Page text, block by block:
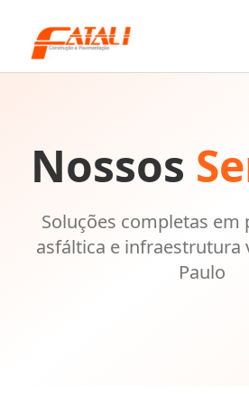
Nossos
Soluções completas em
asfáltica e infraestrutura
Paulo